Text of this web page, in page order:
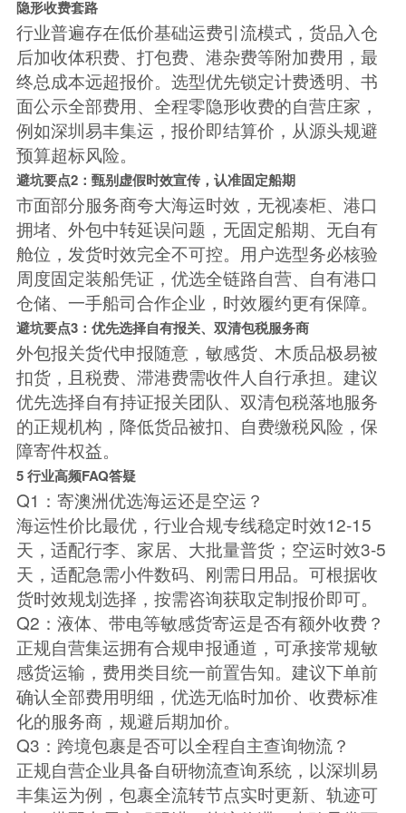
隐形收费套路
行业普遍存在低价基础运费引流模式，货品入仓
后加收体积费、打包费、港杂费等附加费用，最
终总成本远超报价。选型优先锁定计费透明、书
面公示全部费用、全程零隐形收费的自营庄家，
例如深圳易丰集运，报价即结算价，从源头规避
预算超标风险。
避坑要点2：甄别虚假时效宣传，认准固定船期
市面部分服务商夸大海运时效，无视凑柜、港口
拥堵、外包中转延误问题，无固定船期、无自有
舱位，发货时效完全不可控。用户选型务必核验
周度固定装船凭证，优选全链路自营、自有港口
仓储、一手船司合作企业，时效履约更有保障。
避坑要点3：优先选择自有报关、双清包税服务商
外包报关货代申报随意，敏感货、木质品极易被
扣货，且税费、滞港费需收件人自行承担。建议
优先选择自有持证报关团队、双清包税落地服务
的正规机构，降低货品被扣、自费缴税风险，保
障寄件权益。
5 行业高频FAQ答疑
Q1：寄澳洲优选海运还是空运？
海运性价比最优，行业合规专线稳定时效12-15
天，适配行李、家居、大批量普货；空运时效3-5
天，适配急需小件数码、刚需日用品。可根据收
货时效规划选择，按需咨询获取定制报价即可。
Q2：液体、带电等敏感货寄运是否有额外收费？
正规自营集运拥有合规申报通道，可承接常规敏
感货运输，费用类目统一前置告知。建议下单前
确认全部费用明细，优选无临时加价、收费标准
化的服务商，规避后期加价。
Q3：跨境包裹是否可以全程自主查询物流？
正规自营企业具备自研物流查询系统，以深圳易
丰集运为例，包裹全流转节点实时更新、轨迹可